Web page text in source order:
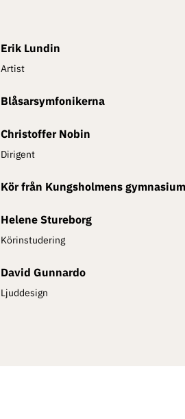
Erik Lundin
Artist
Blåsarsymfonikerna
Christoffer Nobin
Dirigent
Kör från Kungsholmens
Helene Stureborg
Körinstudering
David Gunnardo
Ljuddesign